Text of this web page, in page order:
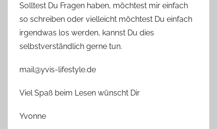
Solltest Du Fragen haben, möchtest mir einfach
so schreiben oder vielleicht möchtest Du einfach
irgendwas los werden, kannst Du dies
selbstverständlich gerne tun.
mail@yvis-lifestyle.de
Viel Spaß beim Lesen wünscht Dir
Yvonne